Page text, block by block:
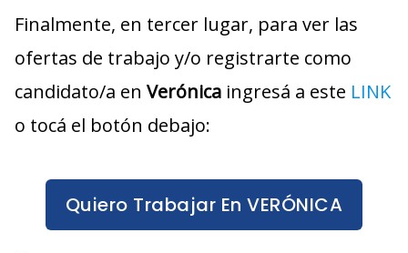
Finalmente, en tercer lugar, para ver las
ofertas de trabajo y/o registrarte como
candidato/a en Verónica ingresá a este LINK
o tocá el botón debajo:
Quiero Trabajar En VERÓNICA